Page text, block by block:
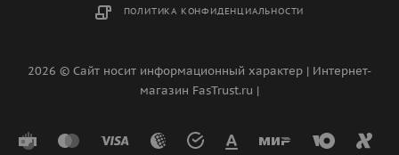
ПОЛИТИКА КОНФИДЕНЦИАЛЬНОСТИ
2026 © Сайт носит информационный характер | Интернет-
магазин FasTrust.ru |